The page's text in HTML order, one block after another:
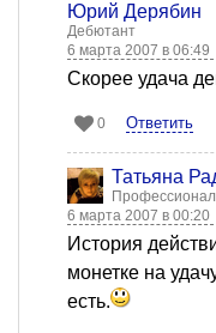
Юрий Дерябин
Дебютант
6 марта 2007 в 06:49
Скорее удача
0 Ответить
Татьяна
Профессионал
6 марта 2007 в 00:20
История
монетке на
есть.